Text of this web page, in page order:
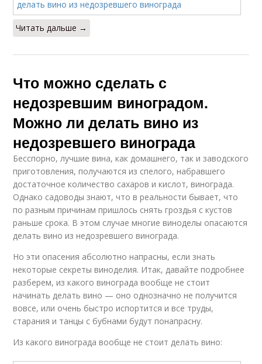
Читать дальше →
Что можно сделать с
недозревшим виноградом.
Можно ли делать вино из
недозревшего винограда
Бесспорно, лучшие вина, как домашнего, так и заводского
приготовления, получаются из спелого, набравшего
достаточное количество сахаров и кислот, винограда.
Однако садоводы знают, что в реальности бывает, что
по разным причинам пришлось снять гроздья с кустов
раньше срока. В этом случае многие виноделы опасаются
делать вино из недозревшего винограда.
Но эти опасения абсолютно напрасны, если знать
некоторые секреты виноделия. Итак, давайте подробнее
разберем, из какого винограда вообще не стоит
начинать делать вино — оно однозначно не получится
вовсе, или очень быстро испортится и все труды,
старания и танцы с бубнами будут понапрасну.
Из какого винограда вообще не стоит делать вино: